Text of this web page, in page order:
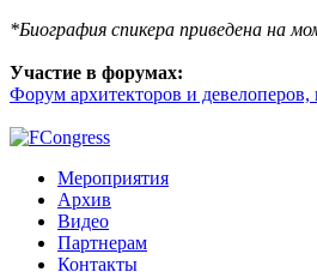
*Биография спикера приведена на
Участие в форумах:
Форум архитекторов и
Мероприятия
Архив
Видео
Партнерам
Контакты